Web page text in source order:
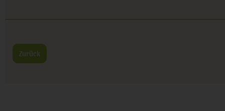
Zurück